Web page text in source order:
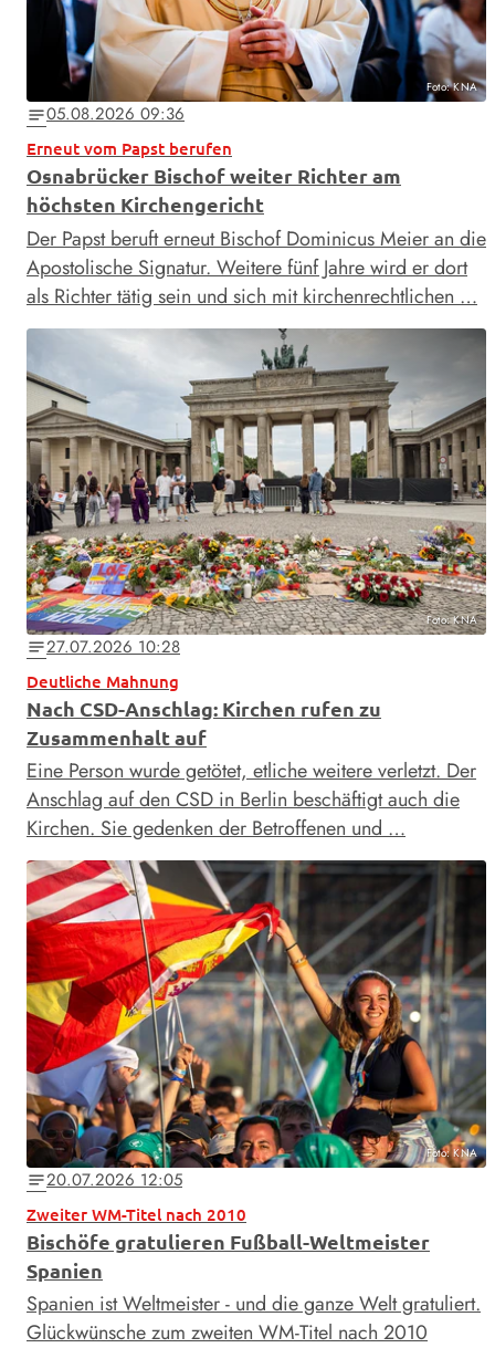
Foto: KNA
notes05.08.2026 09:36
Erneut vom Papst berufen
Osnabrücker Bischof weiter Richter am
höchsten Kirchengericht
Der Papst beruft erneut Bischof Dominicus Meier an die
Apostolische Signatur. Weitere fünf Jahre wird er dort
als Richter tätig sein und sich mit kirchenrechtlichen …
Foto: KNA
notes27.07.2026 10:28
Deutliche Mahnung
Nach CSD-Anschlag: Kirchen rufen zu
Zusammenhalt auf
Eine Person wurde getötet, etliche weitere verletzt. Der
Anschlag auf den CSD in Berlin beschäftigt auch die
Kirchen. Sie gedenken der Betroffenen und …
Foto: KNA
notes20.07.2026 12:05
Zweiter WM-Titel nach 2010
Bischöfe gratulieren Fußball-Weltmeister
Spanien
Spanien ist Weltmeister - und die ganze Welt gratuliert.
Glückwünsche zum zweiten WM-Titel nach 2010